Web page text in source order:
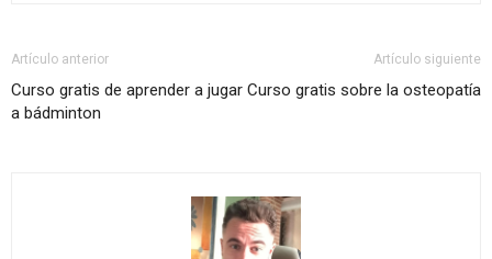
Artículo anterior
Curso gratis de aprender a jugar
a bádminton
Artículo siguiente
Curso gratis sobre la osteopatía